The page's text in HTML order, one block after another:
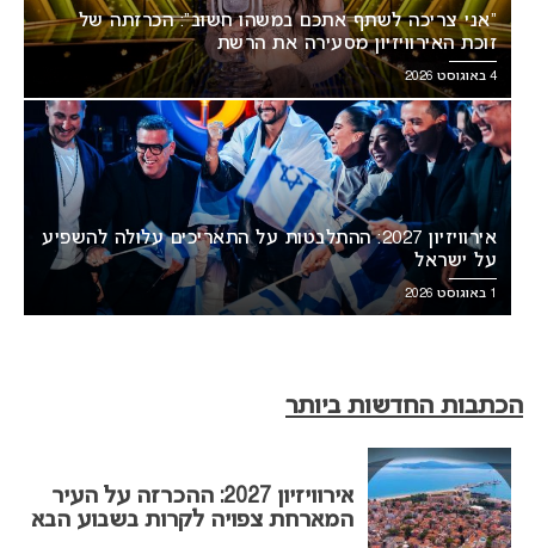
“אני צריכה לשתף אתכם במשהו חשוב”: הכרזתה של
זוכת האירוויזיון מסעירה את הרשת
4 באוגוסט 2026
אירוויזיון 2027: ההתלבטות על התאריכים עלולה להשפיע
על ישראל
1 באוגוסט 2026
הכתבות החדשות ביותר
אירוויזיון 2027: ההכרזה על העיר
המארחת צפויה לקרות בשבוע הבא